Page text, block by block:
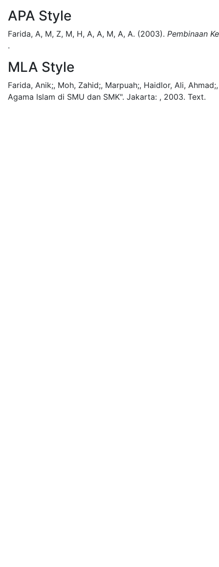
APA Style
Farida, A, M, Z, M, H, A, A, M, A, A. (2003). Pembinaan
.
MLA Style
Farida, Anik;, Moh, Zahid;, Marpuah;, Haidlor, Ali,
Agama Islam di SMU dan SMK". Jakarta: , 2003. Text.